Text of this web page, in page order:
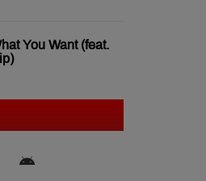
You Want (feat.